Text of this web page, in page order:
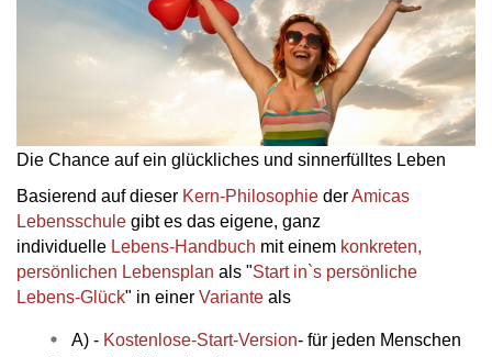
Die Chance auf ein glückliches und sinnerfülltes Leben
Basierend auf dieser Kern-Philosophie derAmicas
Lebensschule gibt es das eigene, ganz
individuelle Lebens-Handbuch mit einem konkreten,
persönlichen Lebensplan als "Start in`s persönliche
Lebens-Glück" in einer Variante als
A) - Kostenlose-Start-Version- für jeden Menschen